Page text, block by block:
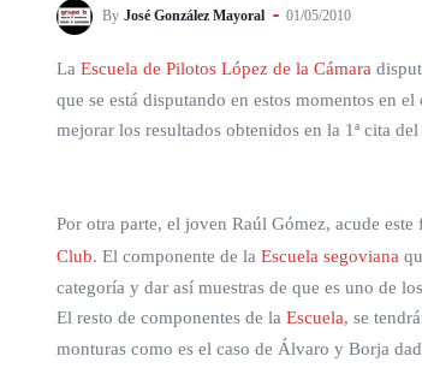
By José González Mayoral 01/05/2010
La Escuela de Pilotos López de la Cámara
que se está disputando en estos momentos en
mejorar los resultados obtenidos en la 1ª cita
Por otra parte, el joven Raúl Gómez, acude
Club. El componente de la Escuela segoviana
categoría y dar así muestras de que es uno de
El resto de componentes de la Escuela, se
monturas como es el caso de Álvaro y Borja